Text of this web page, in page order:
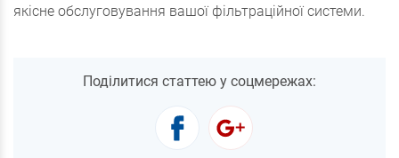
якісне обслуговування вашої фільтраційної системи.
Поділитися статтею у соцмережах: